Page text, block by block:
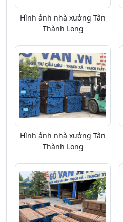
Hình ảnh nhà xưởng Tân
Thành Long
Hình ảnh nhà xưởng Tân
Thành Long